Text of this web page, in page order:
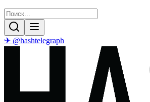
✈ @hashtelegraph